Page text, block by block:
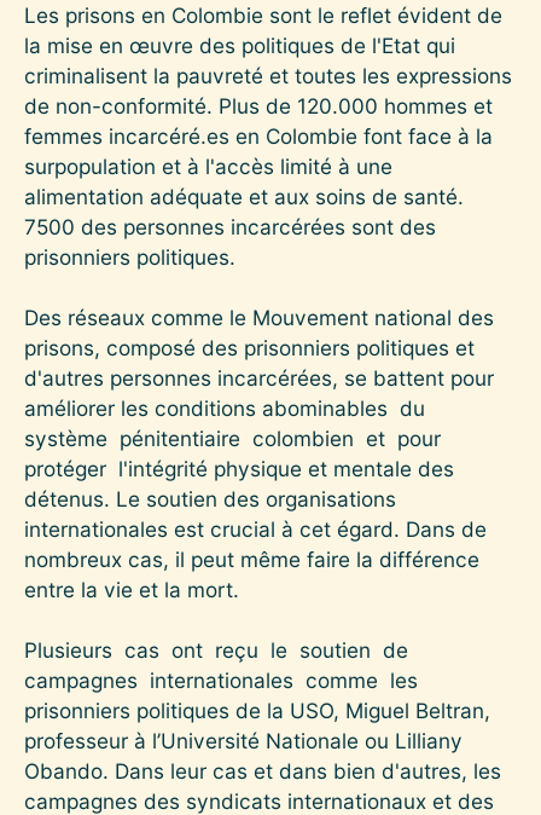
Les prisons en Colombie sont le reflet évident de
la mise en œuvre des politiques de l'Etat qui
criminalisent la pauvreté et toutes les expressions
de non-conformité. Plus de 120.000 hommes et
femmes incarcéré.es en Colombie font face à la
surpopulation et à l'accès limité à une
alimentation adéquate et aux soins de santé.
7500 des personnes incarcérées sont des
prisonniers politiques.
Des réseaux comme le Mouvement national des
prisons, composé des prisonniers politiques et
d'autres personnes incarcérées, se battent pour
améliorer les conditions abominables du
système pénitentiaire colombien et pour
protéger l'intégrité physique et mentale des
détenus. Le soutien des organisations
internationales est crucial à cet égard. Dans de
nombreux cas, il peut même faire la différence
entre la vie et la mort.
Plusieurs cas ont reçu le soutien de
campagnes internationales comme les
prisonniers politiques de la USO, Miguel Beltran,
professeur à l’Université Nationale ou Lilliany
Obando. Dans leur cas et dans bien d'autres, les
campagnes des syndicats internationaux et des